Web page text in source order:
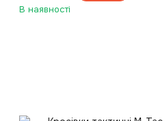
В наявності